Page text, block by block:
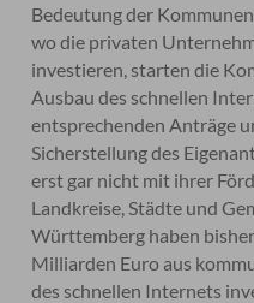
Bedeutung der
wo die privaten
investieren, starten die
Ausbau des schnellen
entsprechenden Anträge
Sicherstellung des
erst gar nicht mit ihrer
Landkreise, Städte und
Württemberg haben
Milliarden Euro aus
des schnellen Internets